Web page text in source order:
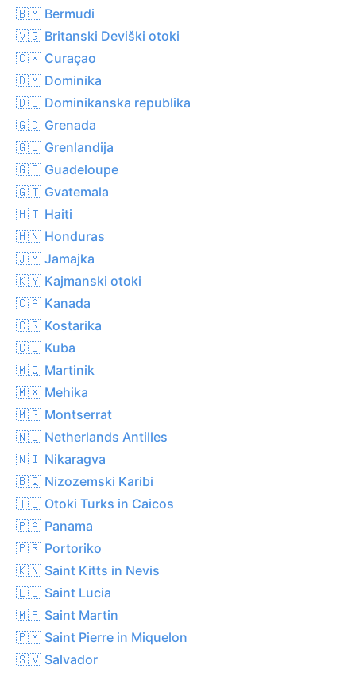
🇧🇲 Bermudi
🇻🇬 Britanski Deviški otoki
🇨🇼 Curaçao
🇩🇲 Dominika
🇩🇴 Dominikanska republika
🇬🇩 Grenada
🇬🇱 Grenlandija
🇬🇵 Guadeloupe
🇬🇹 Gvatemala
🇭🇹 Haiti
🇭🇳 Honduras
🇯🇲 Jamajka
🇰🇾 Kajmanski otoki
🇨🇦 Kanada
🇨🇷 Kostarika
🇨🇺 Kuba
🇲🇶 Martinik
🇲🇽 Mehika
🇲🇸 Montserrat
🇳🇱 Netherlands Antilles
🇳🇮 Nikaragva
🇧🇶 Nizozemski Karibi
🇹🇨 Otoki Turks in Caicos
🇵🇦 Panama
🇵🇷 Portoriko
🇰🇳 Saint Kitts in Nevis
🇱🇨 Saint Lucia
🇲🇫 Saint Martin
🇵🇲 Saint Pierre in Miquelon
🇸🇻 Salvador